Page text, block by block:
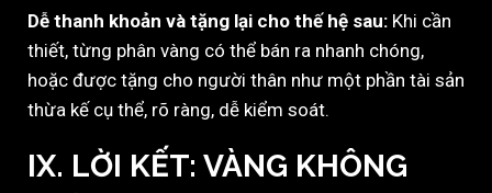
Dễ thanh khoản và tặng lại cho thế hệ sau: Khi cần
thiết, từng phân vàng có thể bán ra nhanh chóng,
hoặc được tặng cho người thân như một phần tài sản
thừa kế cụ thể, rõ ràng, dễ kiểm soát.
IX. LỜI KẾT: VÀNG KHÔNG